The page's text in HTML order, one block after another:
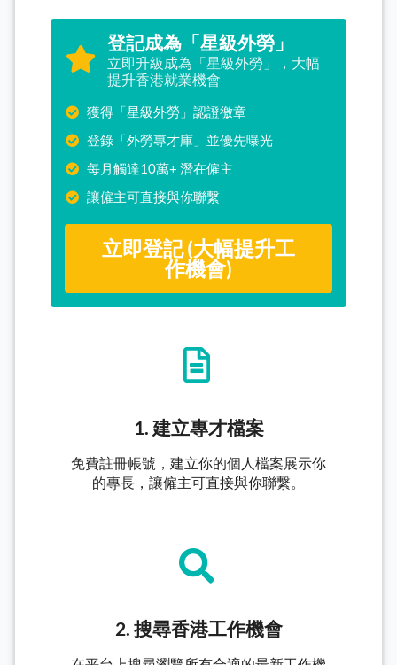
登記成為「星級外勞」
立即升級成為「星級外勞」，大幅
提升香港就業機會
獲得「星級外勞」認證徼章
登錄「外勞專才庫」並優先曝光
每月觸達10萬+ 潛在僱主
讓僱主可直接與你聯繫
立即登記 (大幅提升工
作機會)
1. 建立專才檔案
免費註冊帳號，建立你的個人檔案展示你
的專長，讓僱主可直接與你聯繫。
2. 搜尋香港工作機會